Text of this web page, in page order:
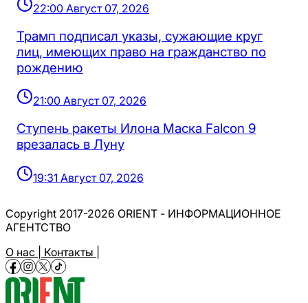
22:00 Август 07, 2026
Трамп подписал указы, сужающие круг
лиц, имеющих право на гражданство по
рождению
21:00 Август 07, 2026
Ступень ракеты Илона Маска Falcon 9
врезалась в Луну
19:31 Август 07, 2026
Copyright 2017-2026 ORIENT - ИНФОРМАЦИОННОЕ
АГЕНТСТВО
О нас | Контакты |